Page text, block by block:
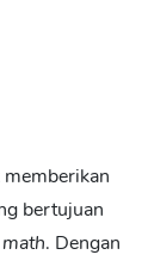
bertujuan
math. Dengan